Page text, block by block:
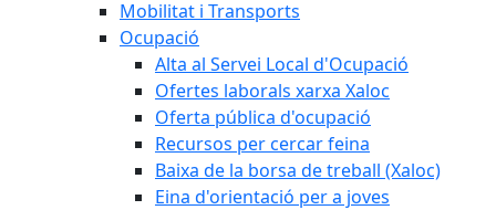
Mobilitat i Transports
Ocupació
Alta al Servei Local d'Ocupació
Ofertes laborals xarxa Xaloc
Oferta pública d'ocupació
Recursos per cercar feina
Baixa de la borsa de treball (Xaloc)
Eina d'orientació per a joves